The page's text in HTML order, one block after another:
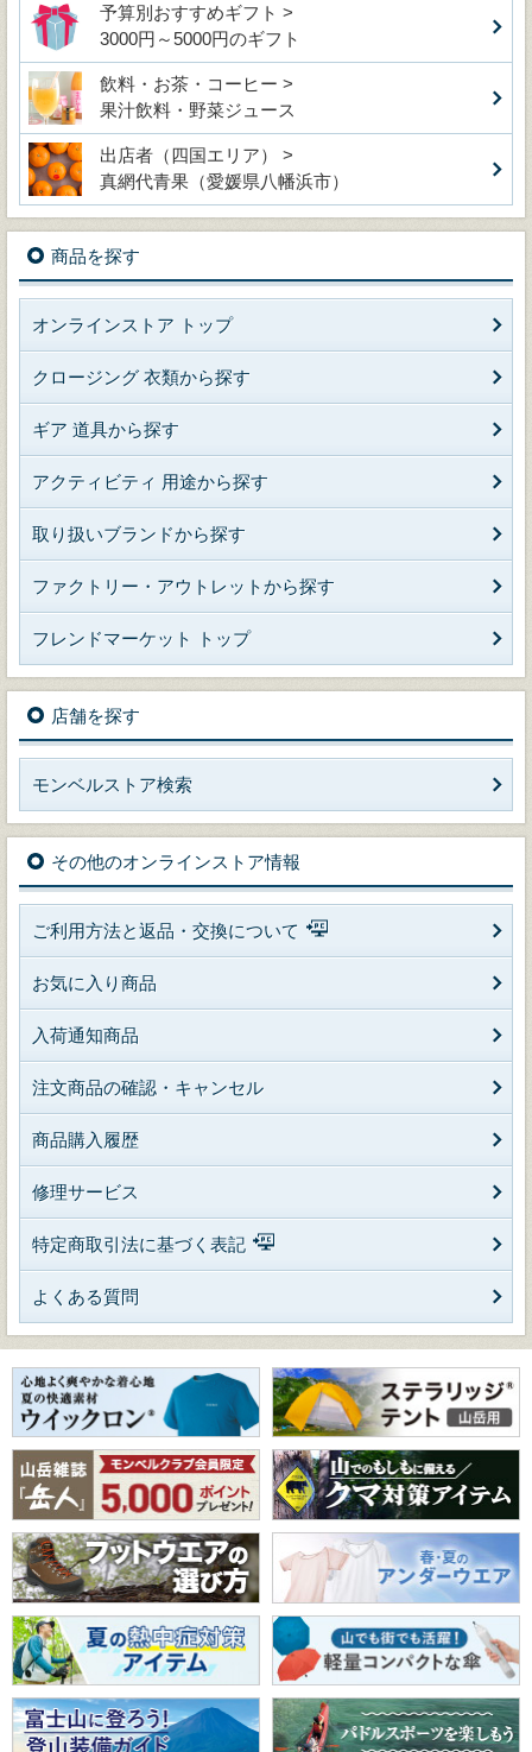
予算別おすすめギフト >
3000円～5000円のギフト
飲料・お茶・コーヒー >
果汁飲料・野菜ジュース
出店者（四国エリア） >
真網代青果（愛媛県八幡浜市）
商品を探す
オンラインストア トップ
クロージング 衣類から探す
ギア 道具から探す
アクティビティ 用途から探す
取り扱いブランドから探す
ファクトリー・アウトレットから探す
フレンドマーケット トップ
店舗を探す
モンベルストア検索
その他のオンラインストア情報
ご利用方法と返品・交換について
お気に入り商品
入荷通知商品
注文商品の確認・キャンセル
商品購入履歴
修理サービス
特定商取引法に基づく表記
よくある質問